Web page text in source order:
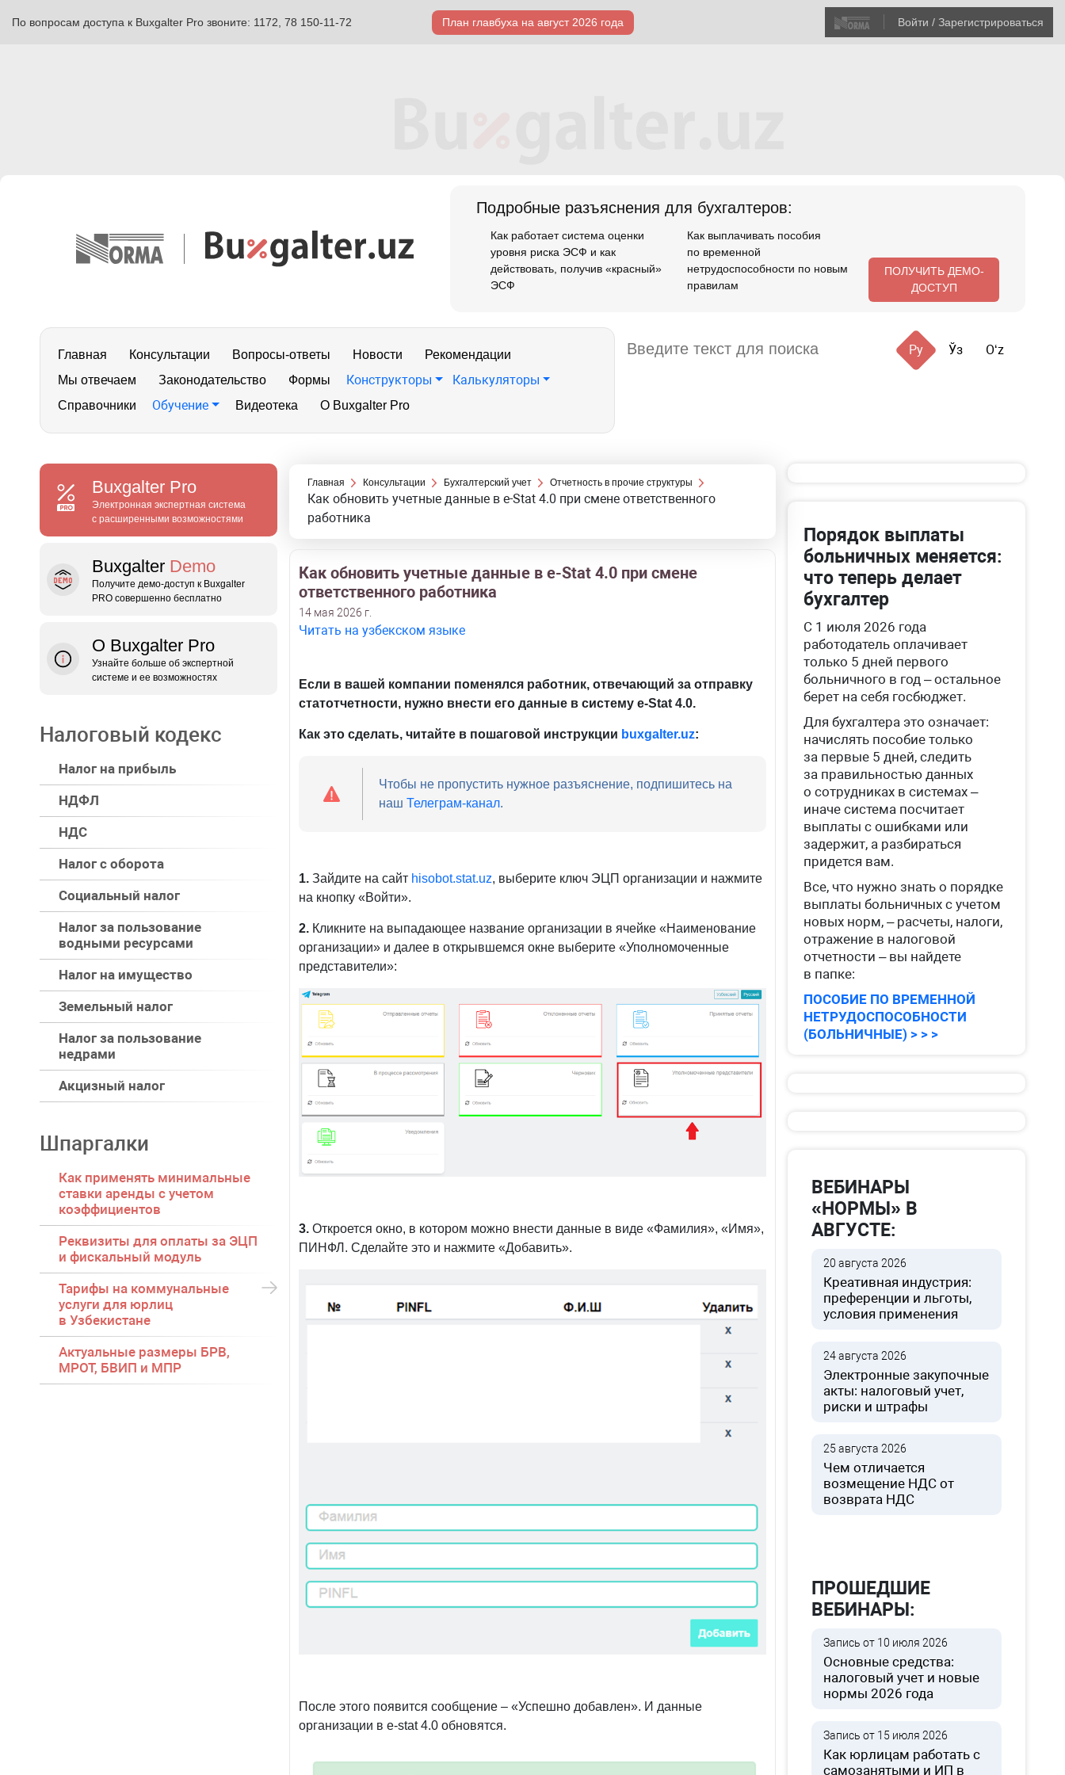
По вопросам доступа к Buxgalter Pro звоните: 1172, 78 150-11-72 План главбуха на август 2026 года Войти / Зарегистрироваться
Подробные разъяснения для бухгалтеров:
Как работает система оценки
уровня риска ЭСФ и как
действовать, получив «красный»
ЭСФ
Как выплачивать пособия
по временной
нетрудоспособности по новым
правилам
ПОЛУЧИТЬ ДЕМО-
ДОСТУП
Главная Консультации Вопросы-ответы Новости
Рекомендации
Мы отвечаем
Законодательство Формы Конструкторы Калькуляторы
Справочники Обучение Видеотека О Buxgalter Pro
Ру Ўз Oʻz
Buxgalter Pro
Электронная экспертная система
с расширенными возможностями
Buxgalter Demo
Получите демо‑доступ к Buxgalter
PRO совершенно бесплатно
О Buxgalter Pro
Узнайте больше об экспертной
системе и ее возможностях
Налоговый кодекс
Налог на прибыль
НДФЛ
НДС
Налог с оборота
Социальный налог
Налог за пользование
водными ресурсами
Налог на имущество
Земельный налог
Налог за пользование
недрами
Акцизный налог
Шпаргалки
Как применять минимальные
ставки аренды с учетом
коэффициентов
Реквизиты для оплаты за ЭЦП
и фискальный модуль
Тарифы на коммунальные
услуги для юрлиц
в Узбекистане
Актуальные размеры БРВ,
МРОТ, БВИП и МПР
Главная Консультации Бухгалтерский учет Отчетность в прочие структуры
Как обновить учетные данные в e-Stat 4.0 при смене ответственного
работника
Как обновить учетные данные в e-Stat 4.0 при смене
ответственного работника
14 мая 2026 г.
Читать на узбекском языке
Если в вашей компании поменялся работник, отвечающий за отправку
статотчетности, нужно внести его данные в систему e-Stat 4.0.
Как это сделать, читайте в пошаговой инструкции buxgalter
Чтобы не пропустить нужное разъяснение, подпишитесь на
Телеграм-канал
2.Кликните на выпадающее название организации в ячейке «Наименование
организации» и далее в открывшемся окне выберите «Уполномоченные
3.Откроется окно, в котором можно внести данные в виде «Фамилия», «Имя»,
ПИНФЛ. Сделайте это и нажмите «Добавить».
Порядок выплаты
больничных меняется:
что теперь делает
бухгалтер
С 1 июля 2026 года
работодатель оплачивает
только 5 дней первого
больничного в год – остальное
берет на себя госбюджет.
Для бухгалтера это означает:
начислять пособие только
за первые 5 дней, следить
за правильностью данных
о сотрудниках в системах –
иначе система посчитает
выплаты с ошибками или
задержит, а разбираться
придется вам.
Все, что нужно знать о порядке
выплаты больничных с учетом
новых норм, – расчеты, налоги,
отражение в налоговой
отчетности – вы найдете
в папке:
ПОСОБИЕ ПО ВРЕМЕННОЙ
НЕТРУДОСПОСОБНОСТИ
(БОЛЬНИЧНЫЕ) > > >
ВЕБИНАРЫ
«НОРМЫ» В
АВГУСТЕ:
20 августа 2026
Креативная индустрия:
преференции и льготы,
условия применения
24 августа 2026
Электронные закупочные
акты: налоговый учет,
риски и штрафы
25 августа 2026
Чем отличается
возмещение НДС от
возврата НДС
ПРОШЕДШИЕ
ВЕБИНАРЫ:
Запись от 10 июля 2026
Основные средства:
налоговый учет и новые
нормы 2026 года
Запись от 15 июля 2026
Как юрлицам работать с
самозанятыми и ИП в